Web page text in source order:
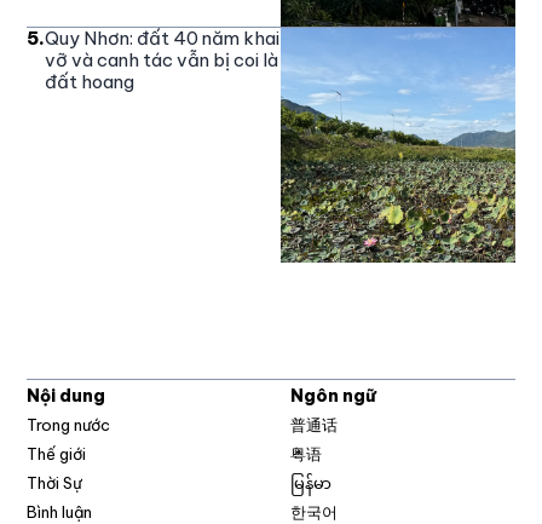
5.Quy Nhơn: đất 40 năm khai
vỡ và canh tác vẫn bị coi là
đất hoang
Nội dung
Trong nước
Thế giới
Thời Sự
Bình luận
Ngôn ngữ
普通话
粤语
မြန်မာ
한국어